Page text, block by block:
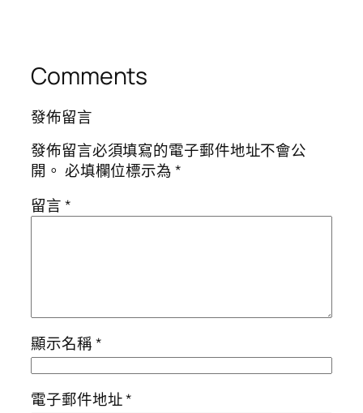
Comments
發佈留言
發佈留言必須填寫的電子郵件地址不會公
開。 必填欄位標示為*
留言*
顯示名稱*
電子郵件地址*